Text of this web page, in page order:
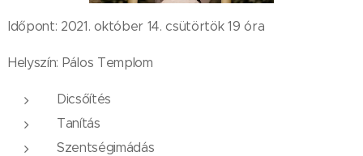
Időpont: 2021. október 14. csütörtök 19 óra
Helyszín: Pálos Templom
Dicsőítés
Tanítás
Szentségimádás